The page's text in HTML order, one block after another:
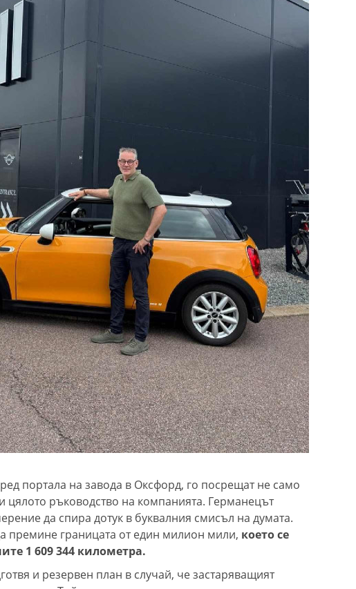
портала на завода в Оксфорд, го посрещат не само
цялото ръководство на компанията. Германецът
да спира дотук в буквалния смисъл на думата.
премине границата от един милион мили, което се
1 609 344 километра.
и резервен план в случай, че застаряващият